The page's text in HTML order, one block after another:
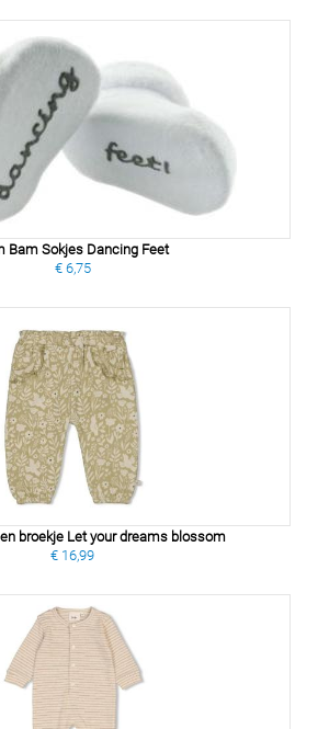
Bam Sokjes Dancing Feet
€ 6,75
broekje Let your dreams blossom
€ 16,99